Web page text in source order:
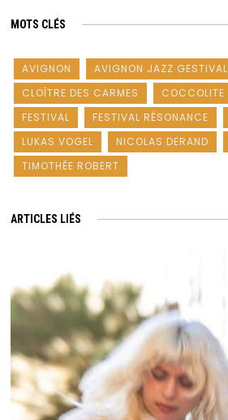
MOTS CLÉS
AVIGNON
AVIGNON JAZZ GESTIVAL
CLOÎTRE DES CARMES
COCCOLITE
FESTIVAL
FESTIVAL RÉSONANCE
LUKAS VOGEL
NICOLAS DERAND
TIMOTHÉE ROBERT
ARTICLES LIÉS